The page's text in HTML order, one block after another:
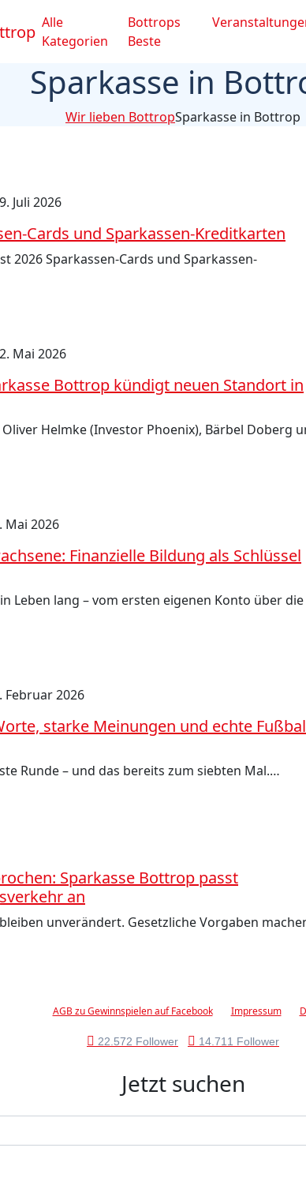
Alle
Kategorien
Bottrops
Beste
Sparkasse in
Wir lieben BottropSparkasse in Bottrop
Juli 2026
Cards und Sparkassen-Kreditkarten
2026 Sparkassen-Cards und Sparkassen-
Mai 2026
Bottrop kündigt neuen Standort in
Helmke (Investor Phoenix), Bärbel Doberg
Mai 2026
Finanzielle Bildung als Schlüssel
Leben lang – vom ersten eigenen Konto über die
Februar 2026
starke Meinungen und echte
Runde – und das bereits zum siebten Mal.…
Sparkasse Bottrop passt
an
unverändert. Gesetzliche Vorgaben
AGB zu Gewinnspielen auf Facebook Impressum
22.572 Follower 14.711 Follower
Jetzt suchen